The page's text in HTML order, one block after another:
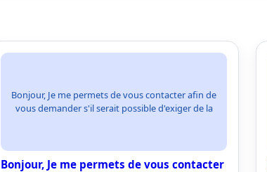
Bonjour, Je me permets de vous contacter afin de
vous demander s'il serait possible d'exiger de la
Bonjour, Je me permets de vous contacter